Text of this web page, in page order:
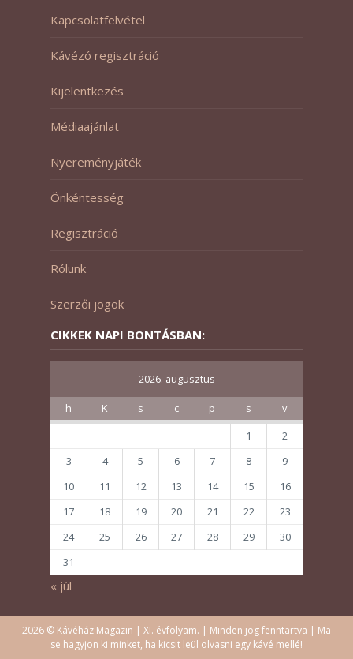
Kapcsolatfelvétel
Kávézó regisztráció
Kijelentkezés
Médiaajánlat
Nyereményjáték
Önkéntesség
Regisztráció
Rólunk
Szerzői jogok
CIKKEK NAPI BONTÁSBAN:
2026. augusztus
h K s c p s
v
1
2
3
4 5 6 7 8
9
10
11 12 13 14 15
16
17
18 19 20 21 22
23
24
25 26 27 28 29
30
31
« júl
2026 © Kávéház Magazin | XI. évfolyam. | Minden jog fenntartva | Ma
se hagyjon ki minket, ha kicsit leül olvasni egy kávé mellé!